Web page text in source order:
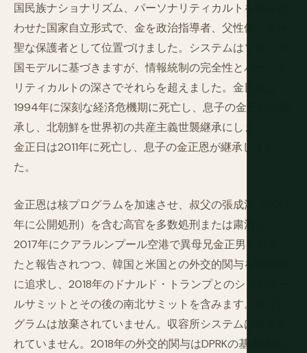
国民族ナショナリズム、パーソナリティカルトを組み合
わせた国家自立形式で、金を政治指導者、父性像、半神
聖な保護者として位置づけました。システムはソ連と中
国モデルに基づきますが、情報統制の完全性とパーソナ
リティカルトの深さでそれらを超えました。金日成は
1994年に深刻な経済危機期に死亡し、息子の金正日が継
承し、北朝鮮を世界初の共産主義世襲継承にしました。
金正日は2011年に死亡し、息子の金正恩が継承しまし
た。
金正恩は核プログラムを加速させ、叔父の張成沢（2013
年に公開処刑）を含む高官を多数処刑または粛清し、
2017年にクアラルンプール空港で異母兄金正男を殺害し
たと報告されつつ、韓国と米国との外交的関与を断続的
に追求し、2018年のドナルド・トランプとのシンガポー
ルサミットとその後の南北サミットを含みます。核プロ
グラムは放棄されていません。収容所システムは改革さ
れていません。2018年の外交的関与はDPRKの基本構造に